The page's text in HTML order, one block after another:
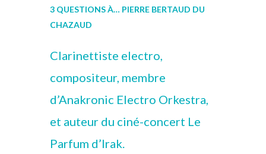
3 QUESTIONS À… PIERRE BERTAUD DU
CHAZAUD
Clarinettiste electro,
compositeur, membre
d’Anakronic Electro Orkestra,
et auteur du ciné-concert Le
Parfum d’Irak.